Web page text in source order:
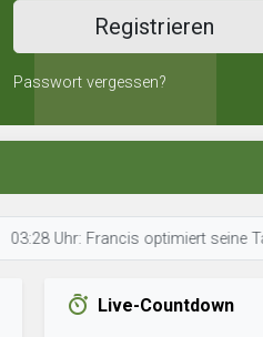
Registrieren
Passwort vergessen?
Uhr: Francis optimiert seine Taktik.
Live-Countdown